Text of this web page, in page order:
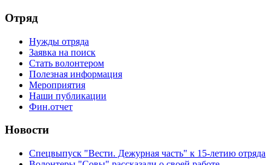
Отряд
Нужды отряда
Заявка на поиск
Стать волонтером
Полезная информация
Мероприятия
Наши публикации
Фин.отчет
Новости
Спецвыпуск "Вести. Дежурная часть" к 15-летию отряда